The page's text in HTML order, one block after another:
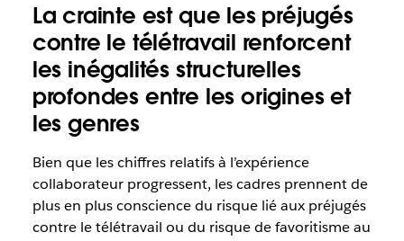
La crainte est que les préjugés
contre le télétravail renforcent
les inégalités structurelles
profondes entre les origines et
les genres
Bien que les chiffres relatifs à l’expérience
collaborateur progressent, les cadres prennent de
plus en plus conscience du risque lié aux préjugés
contre le télétravail ou du risque de favoritisme au